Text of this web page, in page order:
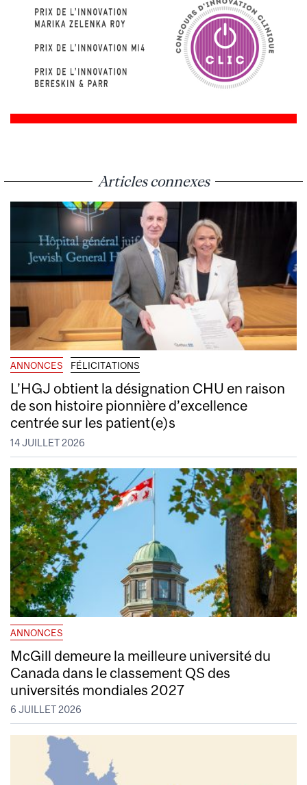
Articles connexes
ANNONCES FÉLICITATIONS
L’HGJ obtient la désignation CHU en raison
de son histoire pionnière d’excellence
centrée sur les patient(e)s
14 JUILLET 2026
ANNONCES
McGill demeure la meilleure université du
Canada dans le classement QS des
universités mondiales 2027
6 JUILLET 2026